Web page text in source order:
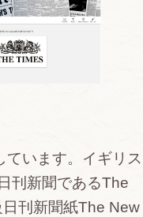
ています。イギリ
刊新聞であるThe
刊新聞紙The New